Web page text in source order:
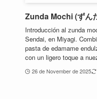
Zunda Mochi (ずん
Introducción al zunda
Sendai, en Miyagi.
pasta de edamame
con un ligero toque a
26 de November de 2025